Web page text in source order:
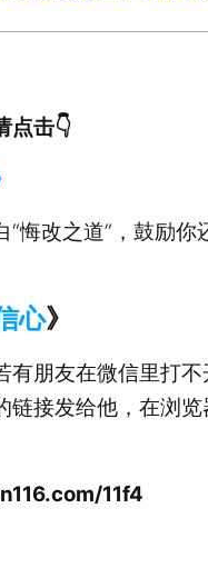
点击👇
“悔改之道”，鼓励你
心》
有朋友在微信里打不
链接发给他，在浏
11f4